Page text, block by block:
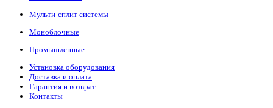
Мульти-сплит системы
Моноблочные
Промышленные
Установка оборудования
Доставка и оплата
Гарантия и возврат
Контакты